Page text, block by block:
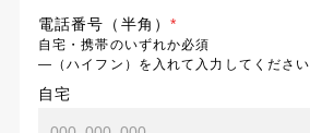
電話番号（半角） *
自宅・携帯のいずれか必須
―（ハイフン）を入れて入力してください
自宅